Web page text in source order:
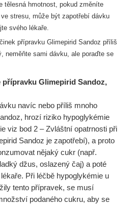
tělesná hmotnost, pokud změníte
stresu, může být zapotřebí dávku
svého lékaře.
přípravku Glimepirid Sandoz příliš
neměňte sami dávku, ale poraďte se
Glimepirid Sandoz,
navíc nebo příliš mnoho
hrozí riziko hypoglykémie
viz bod 2 – Zvláštní opatrnosti při
Sandoz je zapotřebí), a proto
nějaký cukr (např.
džus, oslazený čaj) a poté
Při léčbě hypoglykémie u
tento přípravek, se musí
podaného cukru, aby se